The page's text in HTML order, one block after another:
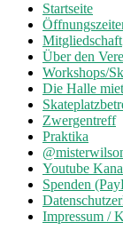
Startseite
Mitgliedschaft
Über den
Workshops/
Die Halle
Zwergentreff
Praktika
Youtube
Spenden
Impressum /